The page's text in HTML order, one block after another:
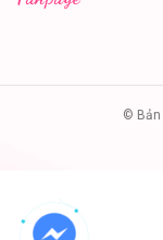
© Bản